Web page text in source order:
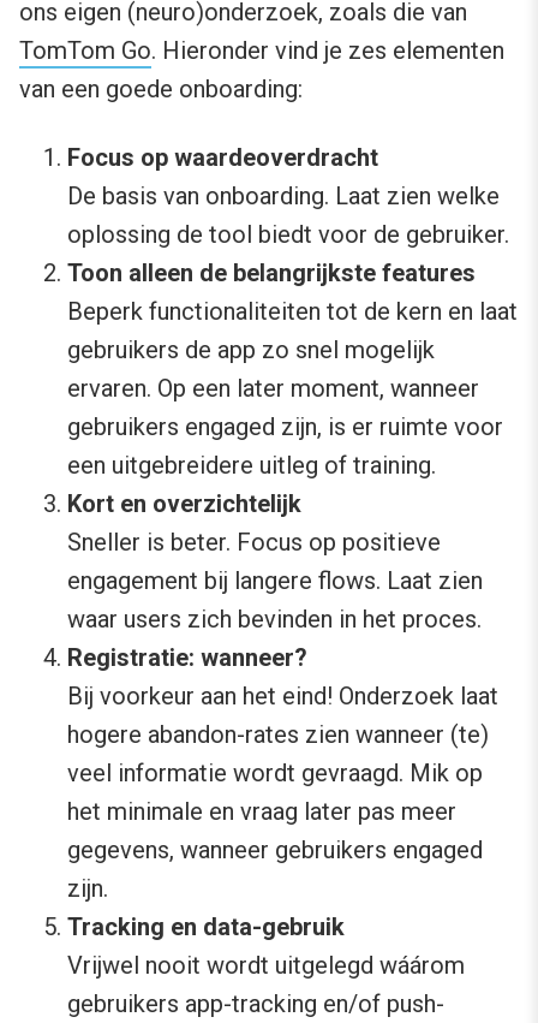
ons eigen (neuro)onderzoek, zoals die van
TomTom Go. Hieronder vind je zes elementen
van een goede onboarding:
Focus op waardeoverdracht
De basis van onboarding. Laat zien welke
oplossing de tool biedt voor de gebruiker.
Toon alleen de belangrijkste features
Beperk functionaliteiten tot de kern en laat
gebruikers de app zo snel mogelijk
ervaren. Op een later moment, wanneer
gebruikers engaged zijn, is er ruimte voor
een uitgebreidere uitleg of training.
Kort en overzichtelijk
Sneller is beter. Focus op positieve
engagement bij langere flows. Laat zien
waar users zich bevinden in het proces.
Registratie: wanneer?
Bij voorkeur aan het eind! Onderzoek laat
hogere abandon-rates zien wanneer (te)
veel informatie wordt gevraagd. Mik op
het minimale en vraag later pas meer
gegevens, wanneer gebruikers engaged
zijn.
Tracking en data-gebruik
Vrijwel nooit wordt uitgelegd wáárom
gebruikers app-tracking en/of push-